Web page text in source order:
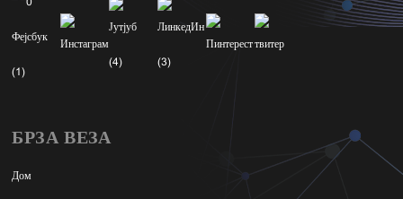
БРЗА ВЕЗА
Дом